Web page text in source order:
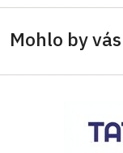
Mohlo by